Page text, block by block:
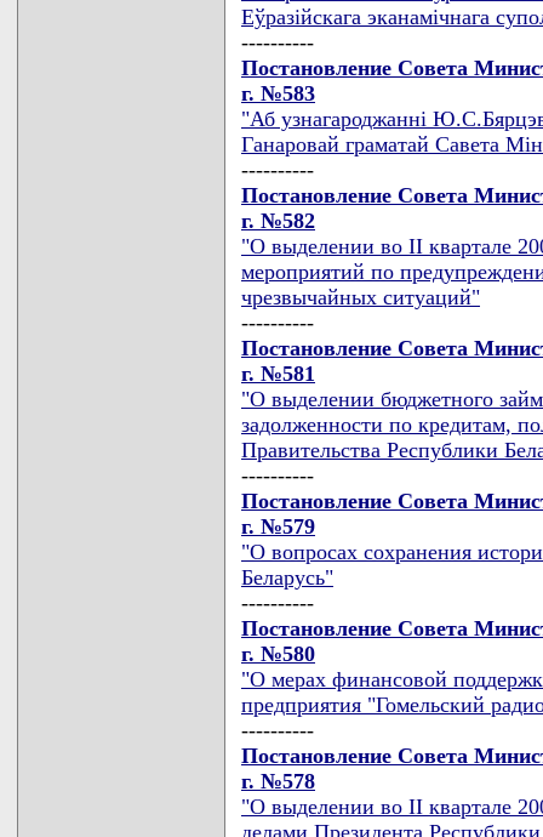
Еўразiйскага эканамiчнага
----------
Постановление Совета
г. №583
"Аб узнагароджаннi
Ганаровай граматай Савета
----------
Постановление Совета
г. №582
"О выделении во II квартале
мероприятий по
чрезвычайных ситуаций"
----------
Постановление Совета
г. №581
"О выделении бюджетного
задолженности по кредитам,
Правительства Республики
----------
Постановление Совета
г. №579
"О вопросах сохранения
Беларусь"
----------
Постановление Совета
г. №580
"О мерах финансовой
предприятия "Гомельский
----------
Постановление Совета
г. №578
"О выделении во II квартале
делами Президента